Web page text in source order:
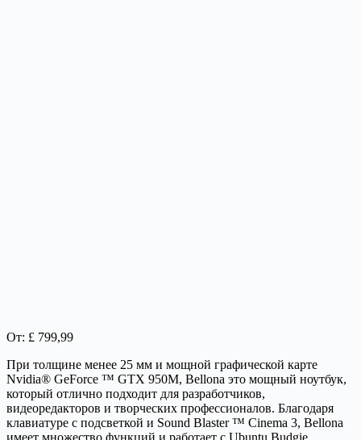
От: £ 799,99
При толщине менее 25 мм и мощной графической карте
Nvidia® GeForce ™ GTX 950M, Bellona это мощный ноутбук,
который отлично подходит для разработчиков,
видеоредакторов и творческих профессионалов. Благодаря
клавиатуре с подсветкой и Sound Blaster ™ Cinema 3, Bellona